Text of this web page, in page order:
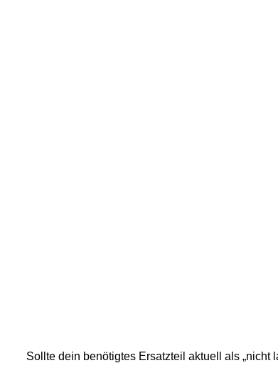
Sollte dein benötigtes Ersatzteil aktuell als „nicht